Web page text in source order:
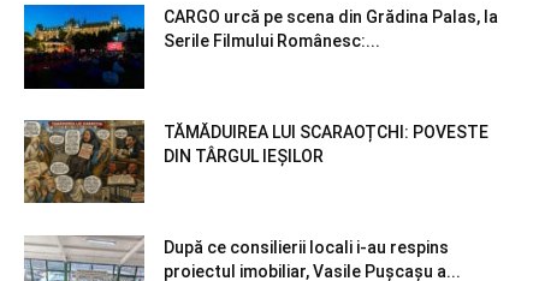
CARGO urcă pe scena din Grădina Palas, la
Serile Filmului Românesc:...
TĂMĂDUIREA LUI SCARAOȚCHI: POVESTE
DIN TÂRGUL IEȘILOR
După ce consilierii locali i-au respins
proiectul imobiliar, Vasile Pușcașu a...